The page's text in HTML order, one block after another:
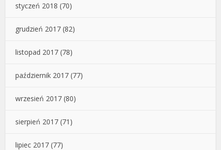
styczeń 2018 (70)
grudzień 2017 (82)
listopad 2017 (78)
październik 2017 (77)
wrzesień 2017 (80)
sierpień 2017 (71)
lipiec 2017 (77)